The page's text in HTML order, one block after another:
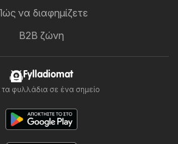
να διαφημίζετε
B2B ζώνη
Fylladiomat
φυλλάδια σε ένα σημείο